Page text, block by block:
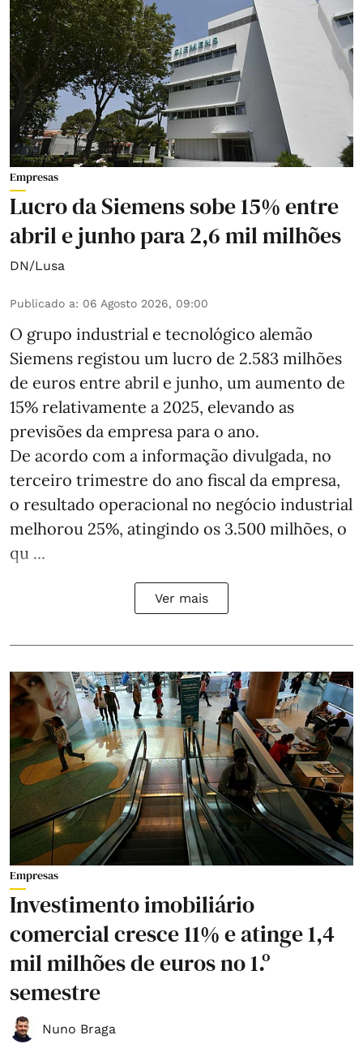
Empresas
Lucro da Siemens sobe 15% entre
abril e junho para 2,6 mil milhões
DN/Lusa
Publicado a: 06 Agosto 2026, 09:00
O grupo industrial e tecnológico alemão
Siemens registou um lucro de 2.583 milhões
de euros entre abril e junho, um aumento de
15% relativamente a 2025, elevando as
previsões da empresa para o ano.
De acordo com a informação divulgada, no
terceiro trimestre do ano fiscal da empresa,
o resultado operacional no negócio industrial
melhorou 25%, atingindo os 3.500 milhões, o
qu ...
Ver mais
Empresas
Investimento imobiliário
comercial cresce 11% e atinge 1,4
mil milhões de euros no 1.º
semestre
Nuno Braga